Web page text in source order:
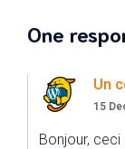
One
Un
15
Bonjour,